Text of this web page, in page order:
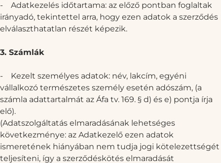
-
Adatkezelés időtartama: az előző pontban foglaltak
irányadó, tekintettel arra, hogy ezen adatok a szerződés
elválaszthatatlan részét képezik.
3. Számlák
-
Kezelt személyes adatok: név, lakcím, egyéni
vállalkozó természetes személy esetén adószám, (a
számla adattartalmát az Áfa tv. 169. § d) és e) pontja írja
elő).
(Adatszolgáltatás elmaradásának lehetséges
következménye: az Adatkezelő ezen adatok
ismeretének hiányában nem tudja jogi kötelezettségét
teljesíteni, így a szerződéskötés elmaradását